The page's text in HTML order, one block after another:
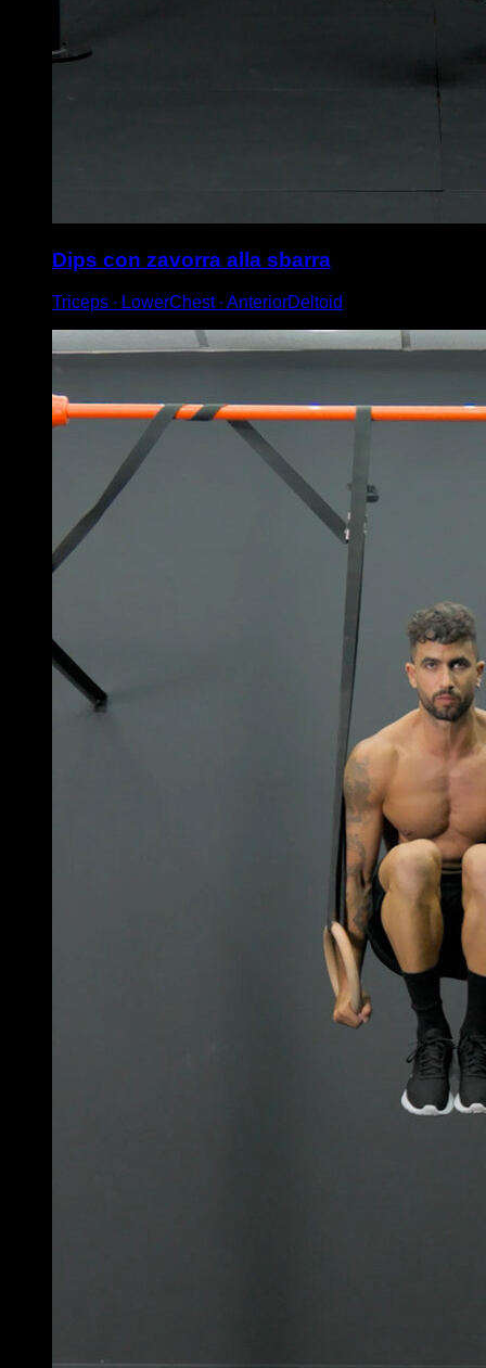
Dips con zavorra alla sbarra
Triceps ∙ LowerChest ∙ AnteriorDeltoid